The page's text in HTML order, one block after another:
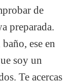
de
preparada.
ese en
soy un
Te acercas